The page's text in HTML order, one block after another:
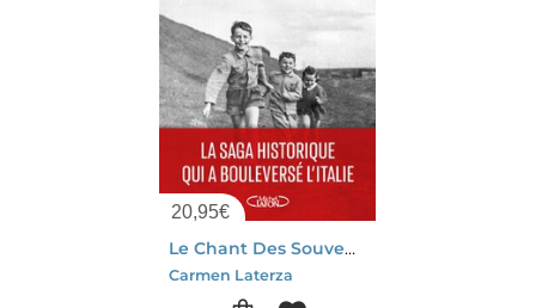
20,95€
Le Chant Des Souvenirs Tome 1
Carmen Laterza